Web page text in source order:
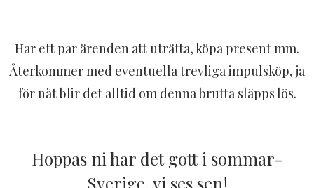
Har ett par ärenden att uträtta, köpa present mm.
Återkommer med eventuella trevliga impulsköp, ja
för nåt blir det alltid om denna brutta släpps lös.
Hoppas ni har det gott i sommar-
Sverige, vi ses sen!